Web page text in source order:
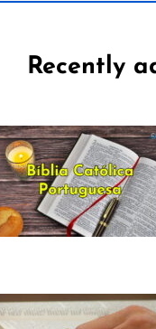
Recently
Bíblia
July 16,
The